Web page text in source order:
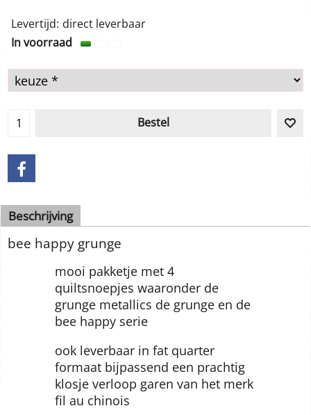
€ 6.00 incl BTW
Levertijd: direct leverbaar
Beschrijving
bee happy grunge
mooi pakketje met 4
quiltsnoepjes waaronder de
grunge metallics de grunge en de
bee happy serie
ook leverbaar in fat quarter
formaat bijpassend een prachtig
klosje verloop garen van het merk